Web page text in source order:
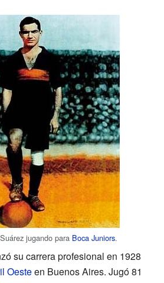
jugando para Boca Juniors.
su carrera profesional en 1928
Oesteen Buenos Aires. Jugó 81